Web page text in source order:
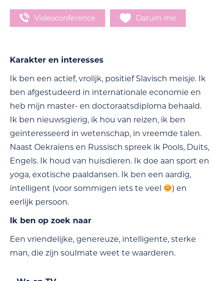
Videoconference Datum me
Karakter en interesses
Ik ben een actief, vrolijk, positief Slavisch meisje. Ik
ben afgestudeerd in internationale economie en
heb mijn master- en doctoraatsdiploma behaald.
Ik ben nieuwsgierig, ik hou van reizen, ik ben
geïnteresseerd in wetenschap, in vreemde talen.
Naast Oekraïens en Russisch spreek ik Pools, Duits,
Engels. Ik houd van huisdieren. Ik doe aan sport en
yoga, exotische paaldansen. Ik ben een aardig,
intelligent (voor sommigen iets te veel
) en
eerlijk persoon.
Ik ben op zoek naar
Een vriendelijke, genereuze, intelligente, sterke
man, die zijn soulmate weet te waarderen.